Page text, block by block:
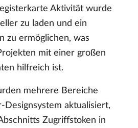
Aktivität wurde
zu laden und ein
zu ermöglichen, was
mit einer großen
hilfreich ist.
mehrere Bereiche
Designsystem aktualisiert,
Zugriffstoken in